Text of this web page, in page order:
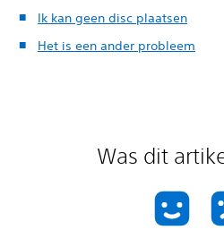
Ik kan geen disc plaatsen
Het is een ander probleem
Was dit